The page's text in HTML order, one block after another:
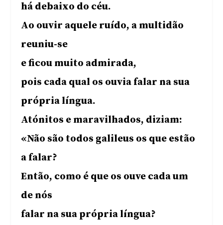
há debaixo do céu.
Ao ouvir aquele ruído, a multidão
reuniu-se
e ficou muito admirada,
pois cada qual os ouvia falar na sua
própria língua.
Atónitos e maravilhados, diziam:
«Não são todos galileus os que estão
a falar?
Então, como é que os ouve cada um
de nós
falar na sua própria língua?